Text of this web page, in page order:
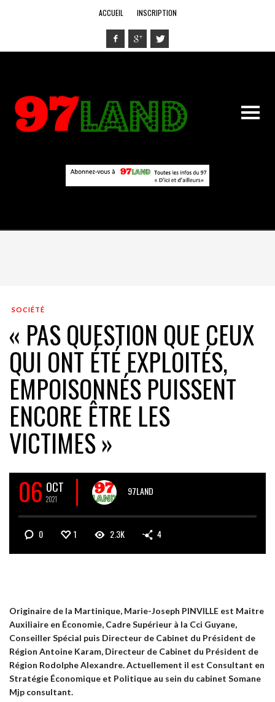
ACCUEIL INSCRIPTION
SOCIÉTÉ
« PAS QUESTION QUE CEUX
QUI ONT ÉTÉ EXPLOITÉS,
EMPOISONNÉS PUISSENT
ENCORE ÊTRE LES
VICTIMES »
06 OCT
2021
97LAND
0 1 2.3K 4
Originaire de la Martinique, Marie-Joseph PINVILLE est Maitre
Auxiliaire en Économie, Cadre Supérieur à la Cci Guyane,
Conseiller Spécial puis Directeur de Cabinet du Président de
Région Antoine Karam, Directeur de Cabinet du Président de
Région Rodolphe Alexandre. Actuellement il est Consultant en
Stratégie Économique et Politique au sein du cabinet Somane
Mjp consultant.